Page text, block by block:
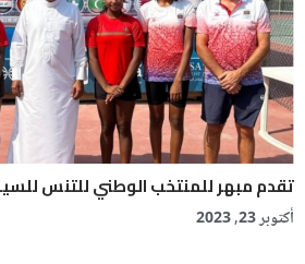
تقدم مبهر للمنتخب الوطني للتنس
أكتوبر 23, 2023